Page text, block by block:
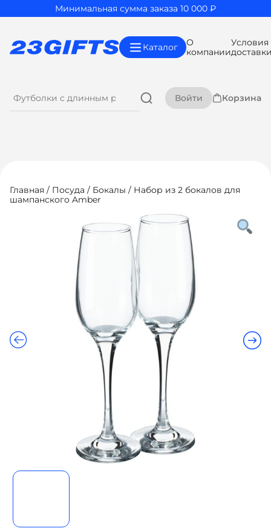
Минимальная сумма заказа 10 000 ₽
Каталог
О
компании
Условия
Войти Корзина
Главная / Посуда / Бокалы / Набор из 2 бокалов для
шампанского Amber